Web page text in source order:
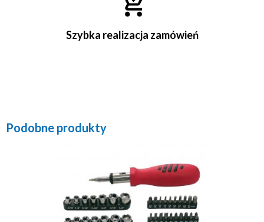
Szybka realizacja zamówień
Podobne produkty